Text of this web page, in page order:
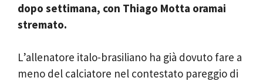
dopo settimana, con Thiago Motta oramai
stremato.
L’allenatore italo-brasiliano ha già dovuto fare a
meno del calciatore nel contestato pareggio di